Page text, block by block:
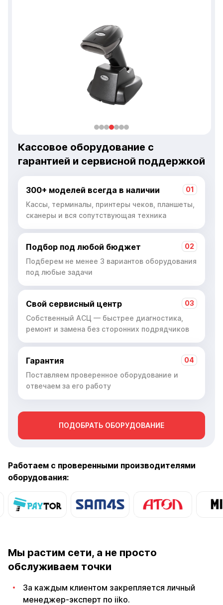
Кассовое оборудование с
гарантией и сервисной поддержкой
01
300+ моделей всегда в наличии
Кассы, терминалы, принтеры чеков, планшеты,
сканеры и вся сопутствующая техника
02
Подбор под любой бюджет
Подберем не менее 3 вариантов оборудования
под любые задачи
03
Свой сервисный центр
Собственный АСЦ — быстрее диагностика,
ремонт и замена без сторонних подрядчиков
04
Гарантия
Поставляем проверенное оборудование и
отвечаем за его работу
ПОДОБРАТЬ ОБОРУДОВАНИЕ
Работаем с проверенными производителями
оборудования:
Мы растим сети, а не просто
обслуживаем точки
За каждым клиентом закрепляется личный
менеджер-эксперт по iiko.